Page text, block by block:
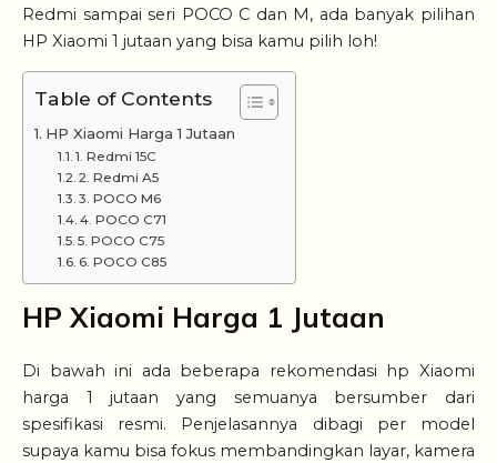
Redmi sampai seri POCO C dan M, ada banyak pilihan
HP Xiaomi 1 jutaan yang bisa kamu pilih loh!
Table of Contents
HP Xiaomi Harga 1 Jutaan
1. Redmi 15C
2. Redmi A5
3. POCO M6
4. POCO C71
5. POCO C75
6. POCO C85
HP Xiaomi Harga 1 Jutaan
Di bawah ini ada beberapa rekomendasi hp Xiaomi
harga 1 jutaan yang semuanya bersumber dari
spesifikasi resmi. Penjelasannya dibagi per model
supaya kamu bisa fokus membandingkan layar, kamera